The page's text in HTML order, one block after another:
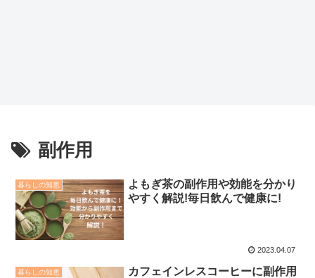
副作用
暮らしの知恵
よもぎ茶の副作用や効能を分かり
やすく解説!毎日飲んで健康に!
2023.04.07
暮らしの知恵
カフェインレスコーヒーに副作用